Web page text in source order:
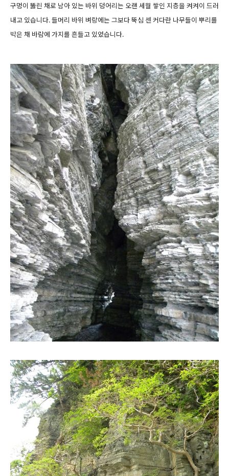
구멍이 뚫린 채로 남아 있는 바위 덩어리는 오랜 세월 쌓인 지층을 켜켜이 드러
내고 있습니다. 들머리 바위 벼랑에는 그보다 뚝심 센 커다란 나무들이 뿌리를
박은 채 바람에 가지를 흔들고 있었습니다.